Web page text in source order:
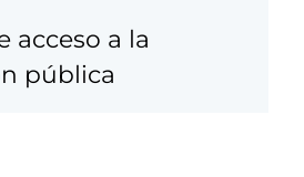
acceso a la
pública